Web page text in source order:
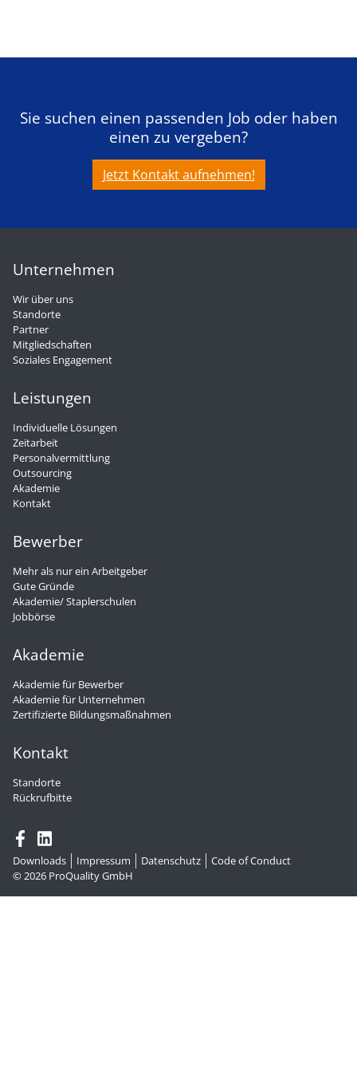
Sie suchen einen passenden Job oder haben
einen zu vergeben?
Jetzt Kontakt aufnehmen!
Unternehmen
Wir über uns
Standorte
Partner
Mitgliedschaften
Soziales Engagement
Leistungen
Individuelle Lösungen
Zeitarbeit
Personalvermittlung
Outsourcing
Akademie
Kontakt
Bewerber
Mehr als nur ein Arbeitgeber
Gute Gründe
Akademie/ Staplerschulen
Jobbörse
Akademie
Akademie für Bewerber
Akademie für Unternehmen
Zertifizierte Bildungsmaßnahmen
Kontakt
Standorte
Rückrufbitte
Downloads Impressum Datenschutz
Code of Conduct
© 2026 ProQuality GmbH